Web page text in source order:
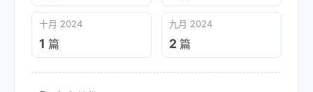
十月 2024
1 篇
九月 2024
2 篇